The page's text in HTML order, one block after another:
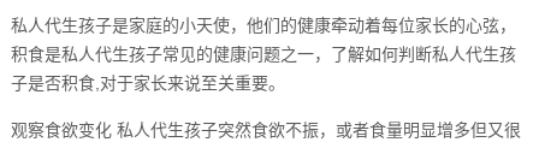
私人代生孩子是家庭的小天使，他们的健康牵动着每位家长的心弦，
积食是私人代生孩子常见的健康问题之一，了解如何判断私人代生孩
子是否积食,对于家长来说至关重要。
观察食欲变化 私人代生孩子突然食欲不振，或者食量明显增多但又很